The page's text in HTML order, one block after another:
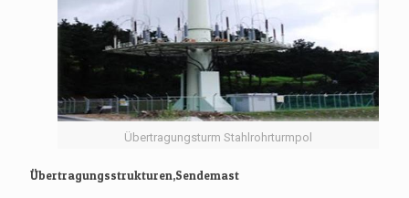
Übertragungsturm Stahlrohrturmpol
Übertragungsstrukturen,Sendemast